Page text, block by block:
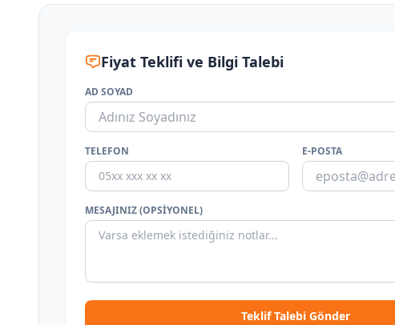
Fiyat Teklifi ve Bilgi Talebi
AD SOYAD
TELEFON E-POSTA
MESAJINIZ (OPSIYONEL)
Teklif Talebi Gönder